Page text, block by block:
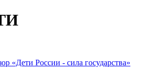
«Дети России - сила государства»